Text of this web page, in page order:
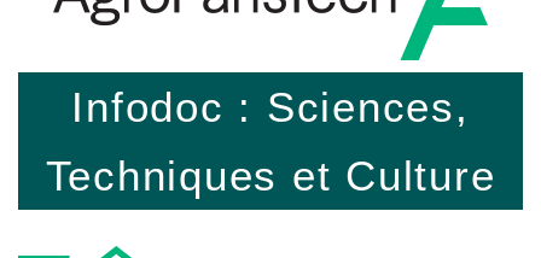
Infodoc : Sciences,
Techniques et Culture